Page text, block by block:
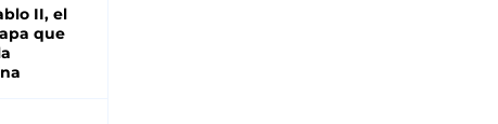
II, el
que